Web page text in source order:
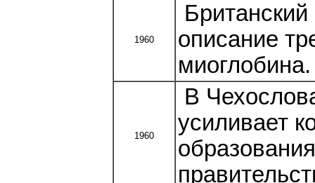
1960
описание
миоглобина.
1960
В
усиливает